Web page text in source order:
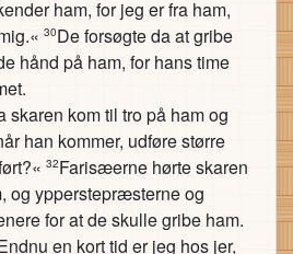
ham, for jeg er fra ham,
30De forsøgte da at gribe
hånd på ham, for hans time
skaren kom til tro på ham og
han kommer, udføre større
32Farisæerne hørte skaren
og ypperstepræsterne og
for at de skulle gribe ham.
en kort tid er jeg hos jer,